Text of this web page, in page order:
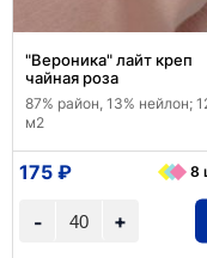
"Вероника" лайт креп
чайная роза
87% район, 13% нейлон;
м2
+
-
175 ₽ 8